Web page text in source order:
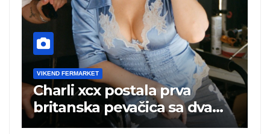
VIKEND FERMARKET
Charli xcx postala prva
britanska pevačica sa dva
albuma na prvom mestu u